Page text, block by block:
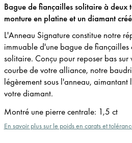
Bague de fiançailles solitaire à deux
monture en platine et un diamant
L'Anneau Signature constitue notre
immuable d'une bague de fiançailles
solitaire. Conçu pour reposer bas
courbe de votre alliance, notre
légèrement sous l'anneau,
votre diamant.
Montré une pierre centrale: 1,5 ct
En savoir plus sur le poids en carats et